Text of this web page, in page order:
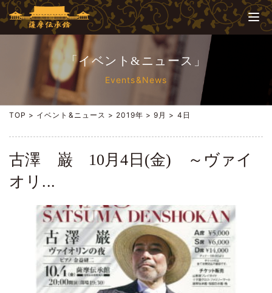
「イベント&ニュース」
Events&News
TOP > イベント&ニュース > 2019年 >9月 > 4日
古澤 巌 10月4日(金) ～ヴァイ
オリ...